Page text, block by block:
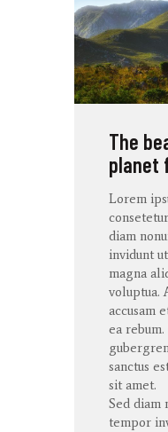
The
planet
Lorem
consetetur
diam
invidunt ut
magna
voluptua.
accusam
ea rebum
sanctus
sit amet.
Sed diam
tempor